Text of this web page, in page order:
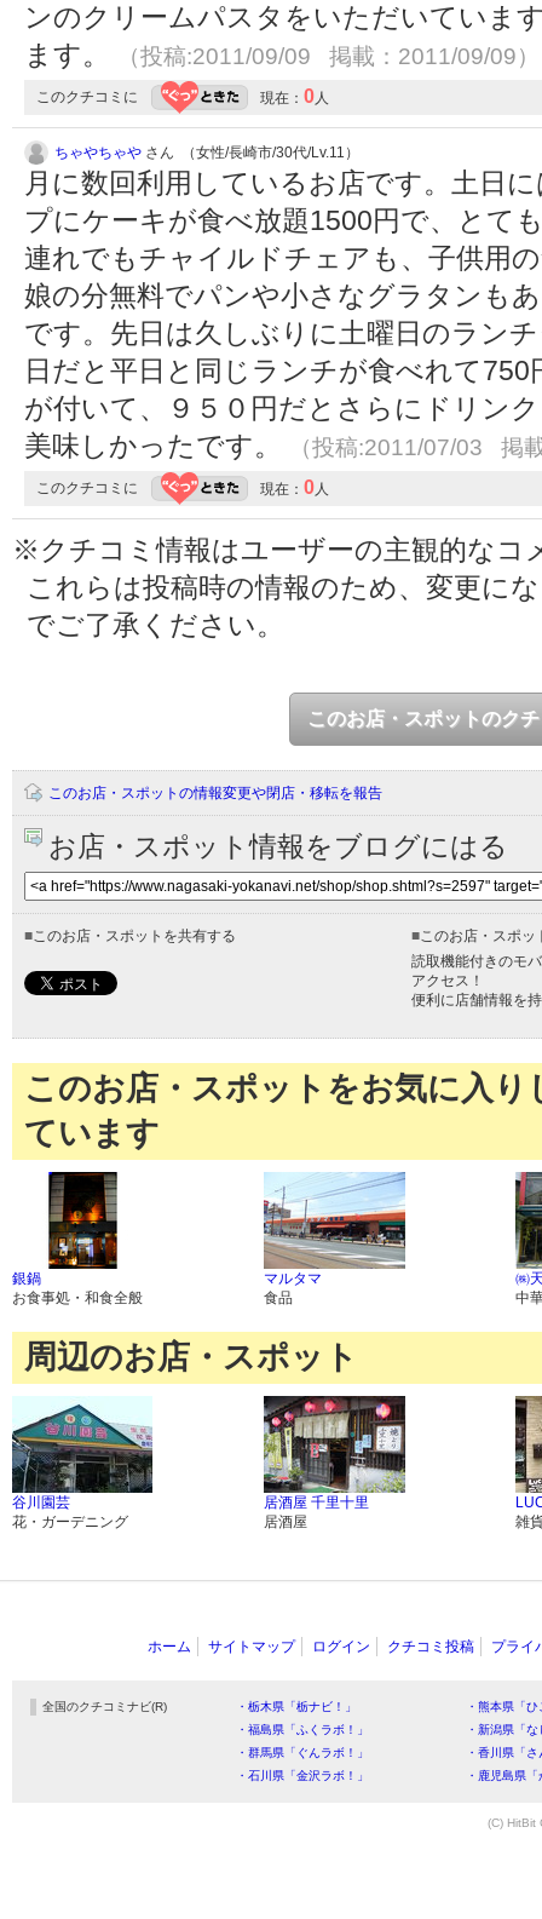
ンのクリームパスタをいただいていま
ます。
（投稿:2011/09/09 掲載：2011/09/09）
このクチコミに 現在： 0人
ちゃやちゃや さん （女性/長崎市/30代/Lv.11）
月に数回利用しているお店です。土日
プにケーキが食べ放題1500円で、とて
連れでもチャイルドチェアも、子供用
娘の分無料でパンや小さなグラタンも
です。先日は久しぶりに土曜日のラン
日だと平日と同じランチが食べれて
が付いて、９５０円だとさらにドリン
美味しかったです。
（投稿:2011/07/03 掲
このクチコミに 現在： 0人
※クチコミ情報はユーザーの主観的なコ
これらは投稿時の情報のため、変更に
でご了承ください。
このお店・スポットのク
このお店・スポットの情報変更や閉店・移転を報告
お店・スポット情報をブログにはる
■このお店・スポットを共有する ■このお店・スポッ
読取機能付きのモ
アクセス！
便利に店舗情報を
このお店・スポットをお気に入
ています
銀鍋
お食事処・和食全般
マルタマ
食品
㈱
中
周辺のお店・スポット
谷川園芸
花・ガーデニング
居酒屋 千里十里
居酒屋
雑
ホーム サイトマップ ログイン クチコミ投稿 プライ
全国のクチコミナビ(R) ・栃木県「栃ナビ！」
・熊本県「
・福島県「ふくラボ！」
・新潟県「
・群馬県「ぐんラボ！」
・香川県「
・石川県「金沢ラボ！」
・鹿児島県
(C) HitBit